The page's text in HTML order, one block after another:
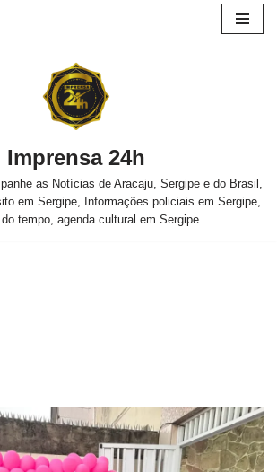
Imprensa 24h
as Notícias de Aracaju, Sergipe e do Brasil,
em Sergipe, Informações policiais em Sergipe,
tempo, agenda cultural em Sergipe